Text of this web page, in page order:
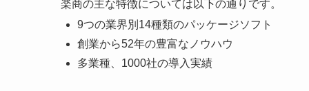
楽商の主な特徴については以下の通りです。
9つの業界別14種類のパッケージソフト
創業から52年の豊富なノウハウ
多業種、1000社の導入実績